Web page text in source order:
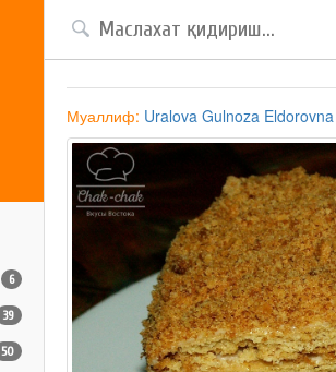
6
39
50
Муаллиф: Uralova Gulnoza Eldorovna